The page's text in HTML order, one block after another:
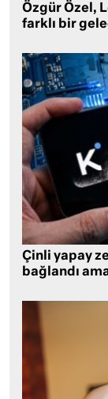
Özgür Özel,
farklı bir
Çinli yapay
bağlandı